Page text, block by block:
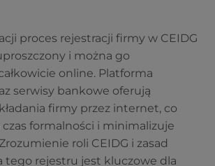
proces rejestracji firmy w CEIDG
i można go
online. Platforma
serwisy bankowe oferują
firmy przez internet, co
czas formalności i minimalizuje
roli CEIDG i zasad
tego rejestru jest kluczowe dla